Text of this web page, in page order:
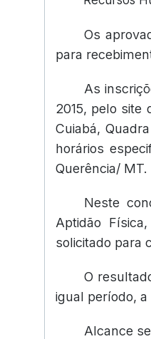
Os
para
As
2015, pelo site
Cuiabá,
horários
Querência/ MT.
Neste
Aptidão
solicitado para
O
igual período, a
Alcance